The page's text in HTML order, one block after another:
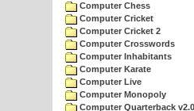
Computer Chess
Computer Cricket
Computer Cricket 2
Computer Crosswords
Computer Inhabitants
Computer Karate
Computer Live
Computer Monopoly
Computer Quarterback v2.0